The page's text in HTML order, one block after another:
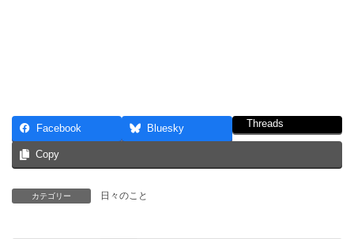
Facebook Bluesky Threads
Copy
カテゴリー 日々のこと